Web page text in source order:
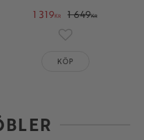
1 319KR 1 649KR
Lägg till i
KÖP